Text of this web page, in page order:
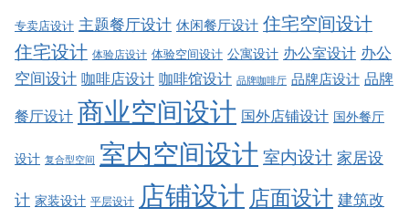
专卖店设计 主题餐厅设计 休闲餐厅设计 住宅空间设计
住宅设计 体验店设计 体验空间设计 公寓设计 办公室设计 办公
空间设计 咖啡店设计 咖啡馆设计 品牌咖啡厅 品牌店设计 品牌
餐厅设计 商业空间设计 国外店铺设计 国外餐厅
设计 复合型空间 室内空间设计 室内设计 家居设
计 家装设计 平层设计 店铺设计 店面设计 建筑改